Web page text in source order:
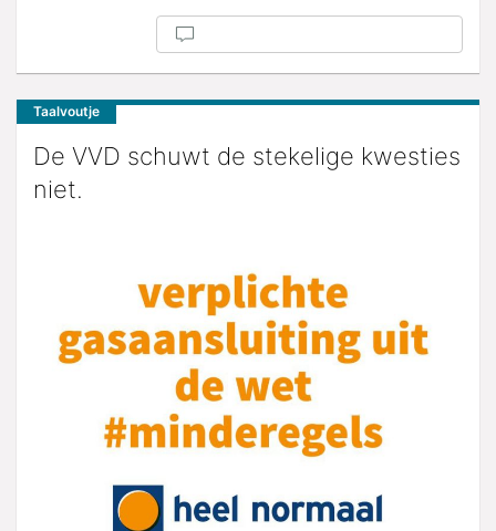
Taalvoutje
De VVD schuwt de stekelige kwesties
niet.